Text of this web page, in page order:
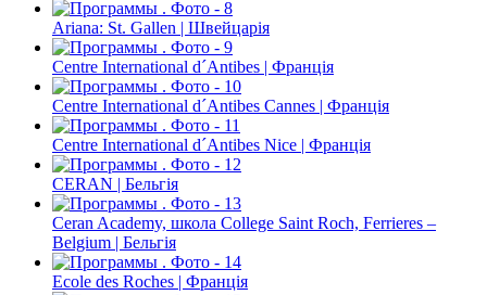
Ariana: St. Gallen | Швейцарія
Centre International d´Antibes | Франція
Centre International d´Antibes Cannes | Франція
Centre International d´Antibes Nice | Франція
CERAN | Бельгія
Ceran Academy, школа College Saint Roch, Ferrieres –
Belgium | Бельгія
Ecole des Roches | Франція